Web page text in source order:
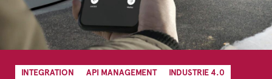
INTEGRATION API MANAGEMENT INDUSTRIE 4.0